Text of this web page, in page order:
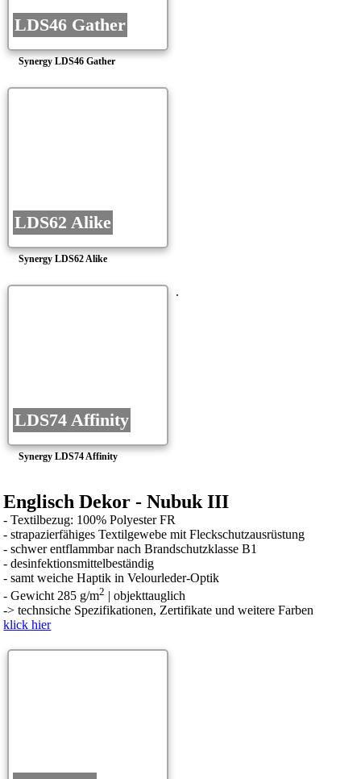
Synergy LDS46 Gather
LDS46 Gather
Synergy LDS62 Alike
LDS62 Alike
Synergy LDS74 Affinity
LDS74 Affinity
Englisch Dekor - Nubuk III
- Textilbezug: 100% Polyester FR
- strapazierfähiges Textilgewebe mit Fleckschutzausrüstung
- schwer entflammbar nach Brandschutzklasse B1
- desinfektionsmittelbeständig
- samt weiche Haptik in Velourleder-Optik
- Gewicht 285 g/m2 | objekttauglich
->technsiche Spezifikationen, Zertifikate und weitere Farben
klick hier